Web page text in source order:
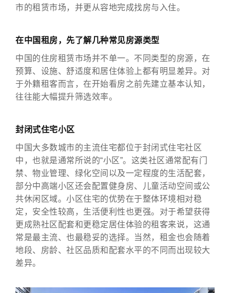
市的租赁市场，并更从容地完成找房与入住。
在中国租房，先了解几种常见房源类型
中国的住房租赁市场并不单一。不同类型的房源，在
预算、设施、舒适度和居住体验上都有明显差异。对
于外籍租客而言，在开始看房之前先建立基本认知，
往往能大幅提升筛选效率。
封闭式住宅小区
中国大多数城市的主流住宅都位于封闭式住宅社区
中，也就是通常所说的“小区”。这类社区通常配有门
禁、物业管理、绿化空间以及一定程度的生活配套，
部分中高端小区还会配置健身房、儿童活动空间或公
共休闲区域。小区住宅的优势在于整体环境相对稳
定，安全性较高，生活便利性也更强。对于希望获得
更成熟社区配套和更稳定居住体验的租客来说，这通
常是最主流、也最稳妥的选择。当然，租金也会随着
地段、房龄、社区品质和配套水平的不同而出现较大
差异。